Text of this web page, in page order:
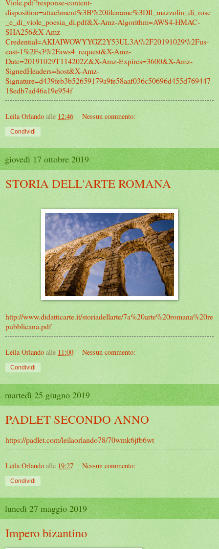
Viole.pdf?response-content-
disposition=attachment%3B%20filename%3DIl_mazzolin_di_rose
_e_di_viole_poesia_di.pdf&X-Amz-Algorithm=AWS4-HMAC-
SHA256&X-Amz-
Credential=AKIAIWOWYYGZ2Y53UL3A%2F20191029%2Fus-
east-1%2Fs3%2Faws4_request&X-Amz-
Date=20191029T114202Z&X-Amz-Expires=3600&X-Amz-
SignedHeaders=host&X-Amz-
Signature=d439feb3b52659179a9fe58aaf036c50696d455d769447
18edb7ad46a19e954f
Leila Orlando alle 12:46 Nessun commento:
Condividi
giovedì 17 ottobre 2019
STORIA DELL'ARTE ROMANA
http://www.didatticarte.it/storiadellarte/7a%20arte%20romana%20re
pubblicana.pdf
Leila Orlando alle 11:00 Nessun commento:
Condividi
martedì 25 giugno 2019
PADLET SECONDO ANNO
https://padlet.com/leilaorlando78/70wmk6jfb6wt
Leila Orlando alle 19:27 Nessun commento:
Condividi
lunedì 27 maggio 2019
Impero bizantino